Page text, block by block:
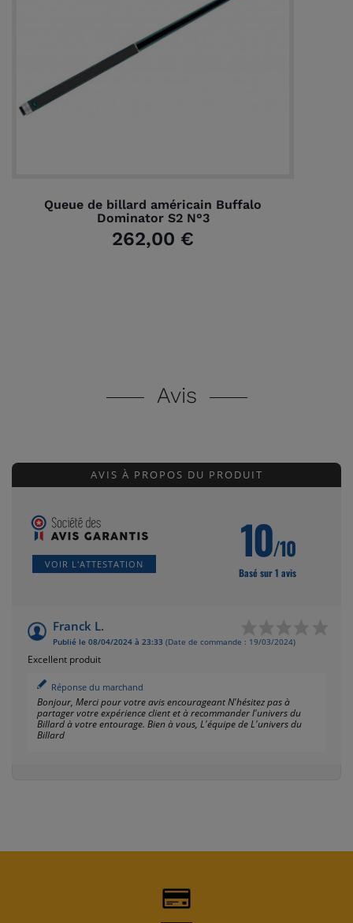
Queue de billard américain Buffalo
Dominator S2 N°3
262,00 €
Avis
AVIS À PROPOS DU PRODUIT
VOIR L'ATTESTATION 10/10
Basé sur 1 avis
Franck L.
Publié le 08/04/2024 à 23:33 (Date de commande : 19/03/2024)
Excellent produit
Réponse du marchand
Bonjour, Merci pour votre avis encourageant N'hésitez pas à
partager votre expérience client et à recommander l'univers du
Billard à votre entourage. Bien à vous, L'équipe de L'univers du
Billard